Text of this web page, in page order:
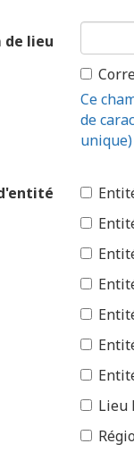
de lieu
Ce
de
unique)
Lieu